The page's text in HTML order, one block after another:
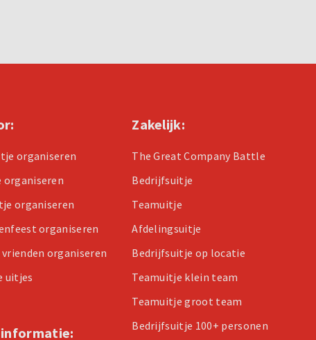
organiseren
organiseren
organiseren
organiseren
organiseren
uitjes
informatie:
Zakelijk:
The Great Company Battle
Bedrijfsuitje
Teamuitje
Afdelingsuitje
Bedrijfsuitje op locatie
Teamuitje klein team
Teamuitje groot team
Bedrijfsuitje 100+ personen